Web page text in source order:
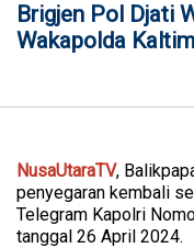
Brigjen Pol Djati
Wakapolda Kaltim
NusaUtaraTV,
penyegaran kembali
Telegram Kapolri
tanggal 26 April 2024.